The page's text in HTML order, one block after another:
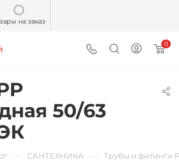
на заказ
0
50/63
САНТЕХНИКА Трубы и фитинги